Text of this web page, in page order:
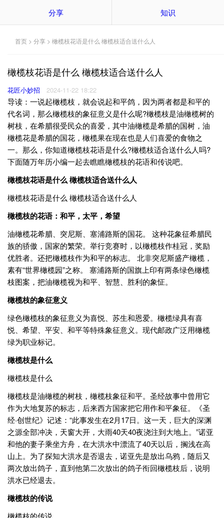
分享 知识
首页 > 分享 > 橄榄枝花语是什么 橄榄枝适合送什么人
橄榄枝花语是什么 橄榄枝适合送什么人
花匠小妙招 2024-11-22 18:22
导读：一说起橄榄枝，就会说起和平鸽，因为两者都是和平的
代名词，那么橄榄枝的象征意义是什么呢?橄榄枝是油橄榄树的
树枝，在希腊很受民众的喜爱，其中油橄榄是希腊的国树，油
橄榄花是希腊的国花，橄榄果在现在也是人们喜爱的食物之
一。那么，你知道橄榄枝花语是什么?橄榄枝适合送什么人吗?
下面随万年历小编一起去瞧瞧橄榄枝的花语和传说吧。
橄榄枝花语是什么 橄榄枝适合送什么人
橄榄枝花语是什么 橄榄枝适合送什么人
橄榄枝的花语：和平，太平，希望
油橄榄花希腊、突尼斯、塞浦路斯的国花。 这种花象征希腊民
族的骄傲，国家的繁荣。举行竞赛时，以橄榄枝作桂冠，奖励
优胜者。还把橄榄枝作为和平的标志。 北非突尼斯盛产橄榄，
素有“世界橄榄园”之称。 塞浦路斯的国旗上印有两条绿色橄榄
枝图案，把油橄榄视为和平、智慧、胜利的象怔。
橄榄枝的象征意义
绿色橄榄枝的象征意义为喜悦、苏生和恩爱。橄榄绿具有喜
悦、希望、平安、和平等特殊象征意义。现代邮政广泛用橄榄
绿为职业标记。
橄榄枝是什么
橄榄枝是什么
橄榄枝是油橄榄的树枝，橄榄枝象征和平。圣经故事中曾用它
作为大地复苏的标志，后来西方国家把它用作和平象征。《圣
经·创世纪》记述：“此事发生在2月17日。这一天，巨大的深渊
之源全部冲决，天窗大开，大雨40天40夜浇注到大地上。”诺亚
和他的妻子乘坐方舟，在大洪水中漂流了40天以后，搁浅在高
山上。为了探知大洪水是否退去，诺亚先是放出乌鸦，随后又
两次放出鸽子，直到他第二次放出的鸽子衔回橄榄枝后，说明
洪水已经退去。
橄榄枝的传说
橄榄枝的传说